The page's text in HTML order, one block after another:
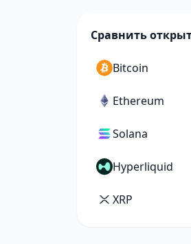
Сравнить
Bitcoin
Ethereum
Solana
Hyperliquid
XRP